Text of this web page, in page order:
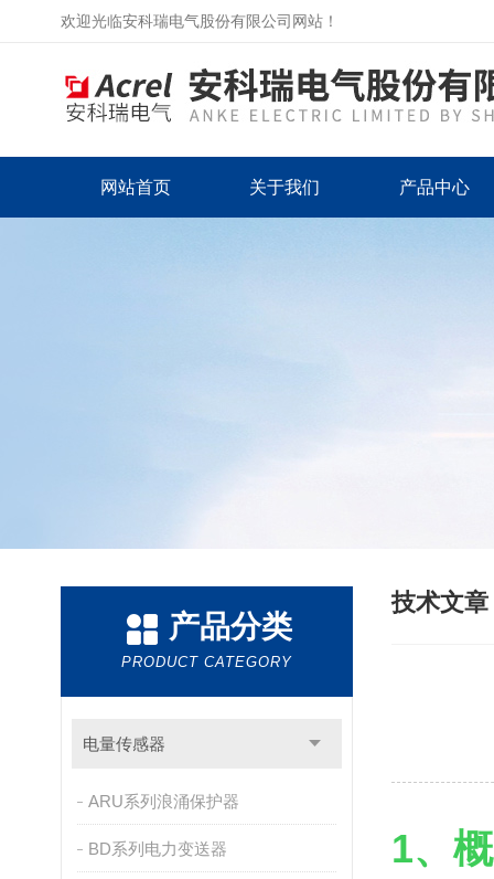
欢迎光临安科瑞电气股份有限公司网站！
网站首页 关于我们 产品中心
产品分类
PRODUCT CATEGORY
电量传感器
ARU系列浪涌保护器
BD系列电力变送器
技术文章
1、